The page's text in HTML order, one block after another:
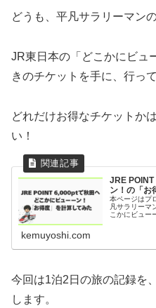
どうも、平凡サラリーマン
JR東日本の「どこかにビュ
きのチケットを手に、行っ
どれだけお得なチケットか
い！
JRE
ン！の「お
本ページはプ
凡サラリーマ
こかにビュー
kemuyoshi.com
今回は1泊2日の旅の記録を
します。